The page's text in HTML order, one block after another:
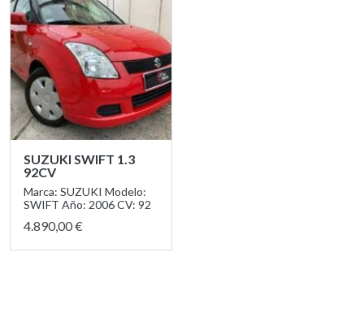
SUZUKI SWIFT 1.3
92CV
Marca: SUZUKI Modelo:
SWIFT Año: 2006 CV: 92
4.890,00 €